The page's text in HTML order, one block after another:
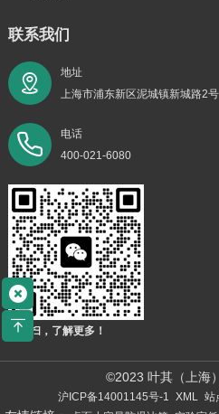
联系我们
地址
上海市浦东新区泥城镇新城路2号
电话
400-021-6080
扫一扫，了解更多！
©2023 叶其（上海
沪ICP备14001145号-1 XML 站